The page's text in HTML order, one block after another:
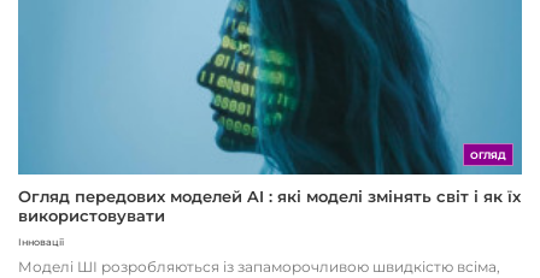
ОГЛЯД
Огляд передових моделей AI : які моделі змінять світ і як їх
використовувати
Інновації
Моделі ШІ розробляються із запаморочливою швидкістю всіма,